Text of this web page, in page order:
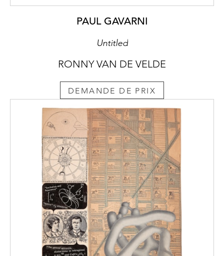
PAUL GAVARNI
Untitled
RONNY VAN DE VELDE
DEMANDE DE PRIX